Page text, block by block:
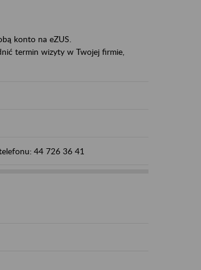
konto na eZUS.
termin wizyty w Twojej firmie,
44 726 36 41